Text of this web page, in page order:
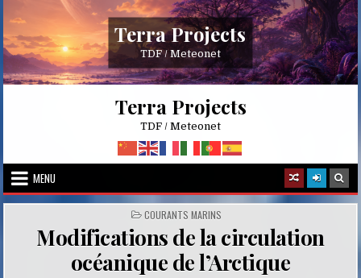
content
Terra Projects
TDF / Meteonet
Terra Projects
TDF / Meteonet
MENU
POSTED
IN
COURANTS MARINS
Modifications de la circulation
océanique de l’Arctique